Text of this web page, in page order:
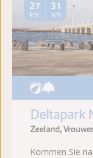
31
km
27
km
Deltapark
Zeeland,
Kommen Sie